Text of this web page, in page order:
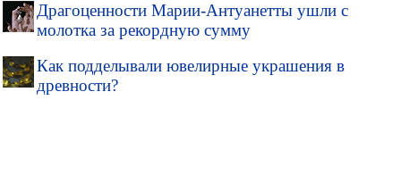
Драгоценности Марии-Антуанетты ушли с
молотка за рекордную сумму
Как подделывали ювелирные украшения в
древности?